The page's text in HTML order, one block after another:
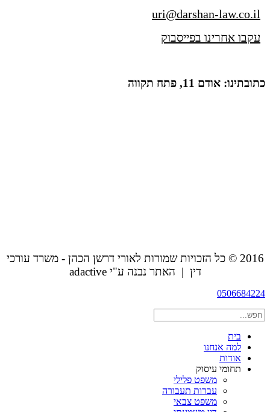
uri@darshan-law.co.il
עקבו אחרינו בפייסבוק
כתובתינו: אודם 11, פתח תקווה
2016 © כל הזכויות שמורות לאורי דרשן הכהן - משרד עורכי
דין | האתר נבנה ע"י adactive
0506684224
בית
למה אנחנו
אודות
תחומי עיסוק
משפט פלילי
עברות תעבורה
משפט צבאי